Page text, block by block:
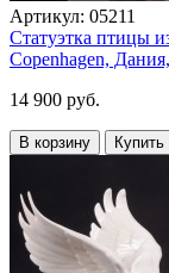
Артикул: 05211
Статуэтка птицы
Copenhagen,
14 900 руб.
В корзину Купить